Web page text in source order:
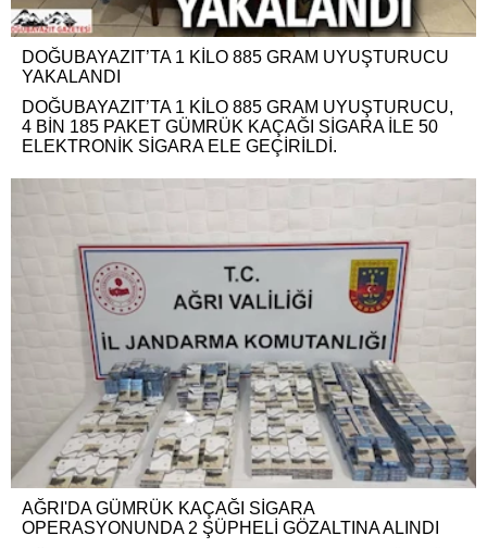
DOĞUBAYAZIT’TA 1 KİLO 885 GRAM UYUŞTURUCU
YAKALANDI
DOĞUBAYAZIT’TA 1 KİLO 885 GRAM UYUŞTURUCU,
4 BİN 185 PAKET GÜMRÜK KAÇAĞI SİGARA İLE 50
ELEKTRONİK SİGARA ELE GEÇİRİLDİ.
AĞRI'DA GÜMRÜK KAÇAĞI SİGARA
OPERASYONUNDA 2 ŞÜPHELİ GÖZALTINA ALINDI